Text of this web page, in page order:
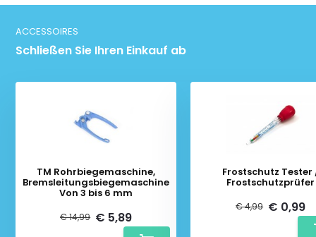
ACCESSOIRES
Schließen Sie Ihren Einkauf ab
TM Rohrbiegemaschine,
Bremsleitungsbiegemaschine
Von 3 bis 6 mm
€ 14,99 € 5,89
Frostschutz Tester
Frostschutzprüfer
€ 4,99 € 0,99